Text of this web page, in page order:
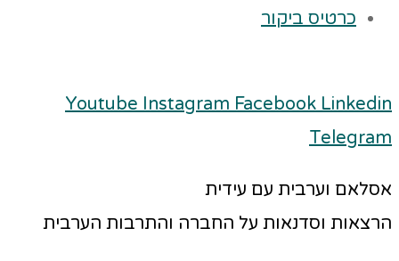
כרטיס ביקור
Youtube Instagram Facebook Linkedin
Telegram
אסלאם וערבית עם עידית
הרצאות וסדנאות על החברה והתרבות הערבית